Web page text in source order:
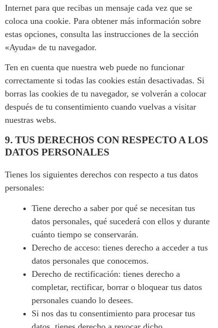
Internet para que recibas un mensaje cada vez que se
coloca una cookie. Para obtener más información sobre
estas opciones, consulta las instrucciones de la sección
«Ayuda» de tu navegador.
Ten en cuenta que nuestra web puede no funcionar
correctamente si todas las cookies están desactivadas. Si
borras las cookies de tu navegador, se volverán a colocar
después de tu consentimiento cuando vuelvas a visitar
nuestras webs.
9. TUS DERECHOS CON RESPECTO A LOS
DATOS PERSONALES
Tienes los siguientes derechos con respecto a tus datos
personales:
Tiene derecho a saber por qué se necesitan tus
datos personales, qué sucederá con ellos y durante
cuánto tiempo se conservarán.
Derecho de acceso: tienes derecho a acceder a tus
datos personales que conocemos.
Derecho de rectificación: tienes derecho a
completar, rectificar, borrar o bloquear tus datos
personales cuando lo desees.
Si nos das tu consentimiento para procesar tus